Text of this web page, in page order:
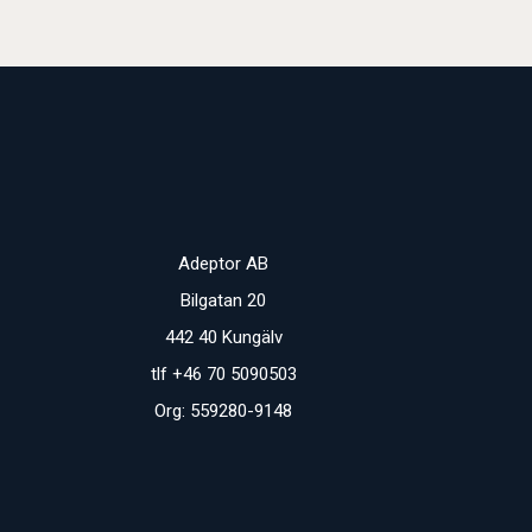
Adeptor AB
Bilgatan 20
442 40 Kungälv
tlf +46 70 5090503
Org: 559280-9148